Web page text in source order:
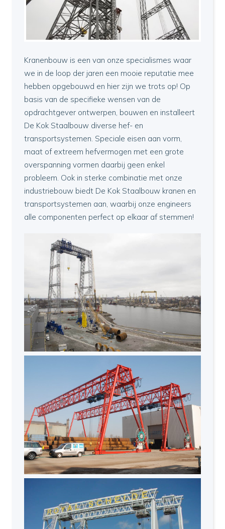
Kranenbouw is een van onze specialismes waar
we in de loop der jaren een mooie reputatie mee
hebben opgebouwd en hier zijn we trots op! Op
basis van de specifieke wensen van de
opdrachtgever ontwerpen, bouwen en installeert
De Kok Staalbouw diverse hef- en
transportsystemen. Speciale eisen aan vorm,
maat of extreem hefvermogen met een grote
overspanning vormen daarbij geen enkel
probleem. Ook in sterke combinatie met onze
industriebouw biedt De Kok Staalbouw kranen en
transportsystemen aan, waarbij onze engineers
alle componenten perfect op elkaar af stemmen!